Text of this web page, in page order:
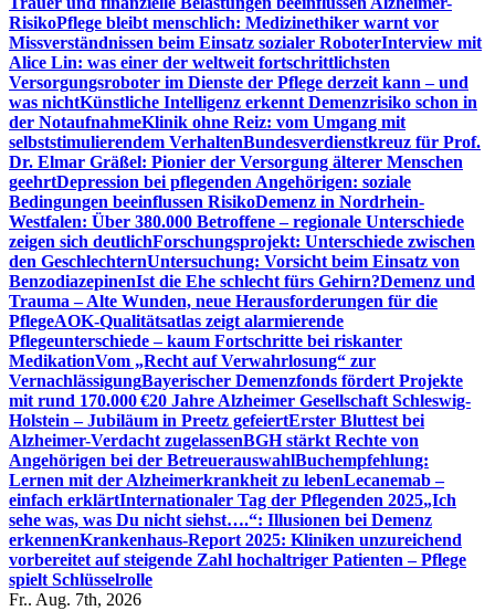
RisikoPflege bleibt menschlich: Medizinethiker warnt vor
Missverständnissen beim Einsatz sozialer RoboterInterview mit
Alice Lin: was einer der weltweit fortschrittlichsten
Versorgungsroboter im Dienste der Pflege derzeit kann – und
was nichtKünstliche Intelligenz erkennt Demenzrisiko schon in
der NotaufnahmeKlinik ohne Reiz: vom Umgang mit
selbststimulierendem VerhaltenBundesverdienstkreuz für Prof.
Dr. Elmar Gräßel: Pionier der Versorgung älterer Menschen
geehrtDepression bei pflegenden Angehörigen: soziale
Bedingungen beeinflussen RisikoDemenz in Nordrhein-
Westfalen: Über 380.000 Betroffene – regionale Unterschiede
zeigen sich deutlichForschungsprojekt: Unterschiede zwischen
den GeschlechternUntersuchung: Vorsicht beim Einsatz von
BenzodiazepinenIst die Ehe schlecht fürs Gehirn?Demenz und
Trauma – Alte Wunden, neue Herausforderungen für die
PflegeAOK-Qualitätsatlas zeigt alarmierende
Pflegeunterschiede – kaum Fortschritte bei riskanter
MedikationVom „Recht auf Verwahrlosung“ zur
VernachlässigungBayerischer Demenzfonds fördert Projekte
mit rund 170.000 €20 Jahre Alzheimer Gesellschaft Schleswig-
Holstein – Jubiläum in Preetz gefeiertErster Bluttest bei
Alzheimer-Verdacht zugelassenBGH stärkt Rechte von
Angehörigen bei der BetreuerauswahlBuchempfehlung:
Lernen mit der Alzheimerkrankheit zu lebenLecanemab –
einfach erklärtInternationaler Tag der Pflegenden 2025„Ich
sehe was, was Du nicht siehst….“: Illusionen bei Demenz
erkennenKrankenhaus-Report 2025: Kliniken unzureichend
vorbereitet auf steigende Zahl hochaltriger Patienten – Pflege
spielt Schlüsselrolle
Fr.. Aug. 7th, 2026